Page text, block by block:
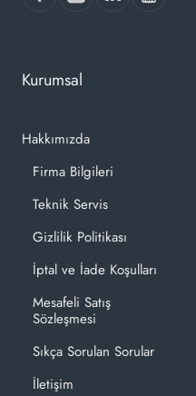
Kurumsal
Hakkımızda
Firma Bilgileri
Teknik Servis
Gizlilik Politikası
İptal ve İade Koşulları
Mesafeli Satış
Sözleşmesi
Sıkça Sorulan Sorular
İletişim